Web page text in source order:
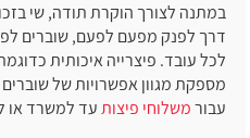
במתנה לצורך הוקרת תודה, שי
דרך לפנק מפעם לפעם, שוברים
לכל עובד. פיצרייה איכותית
מספקת מגוון אפשרויות של
עבור משלוחי פיצות עד למשרד או